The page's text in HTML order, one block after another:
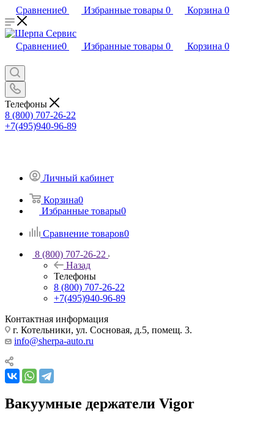
Сравнение0 Избранные товары 0 Корзина 0
Сравнение0 Избранные товары 0 Корзина 0
Телефоны
8 (800) 707-26-22
+7(495)940-96-89
Личный кабинет
Корзина0
Избранные товары0
Сравнение товаров0
8 (800) 707-26-22
Назад
Телефоны
8 (800) 707-26-22
+7(495)940-96-89
Контактная информация
г. Котельники, ул. Сосновая, д.5, помещ. 3.
info@sherpa-auto.ru
Вакуумные держатели Vigor